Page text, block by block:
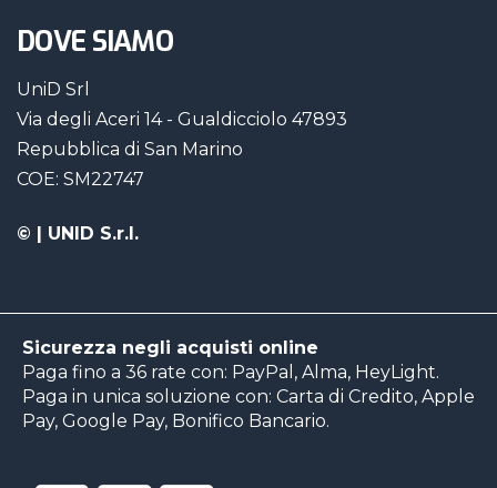
DOVE SIAMO
UniD Srl
Via degli Aceri 14 - Gualdicciolo 47893
Repubblica di San Marino
COE: SM22747
© | UNID S.r.l.
Sicurezza negli acquisti online
Paga fino a 36 rate con: PayPal, Alma, HeyLight.
Paga in unica soluzione con: Carta di Credito, Apple
Pay, Google Pay, Bonifico Bancario.